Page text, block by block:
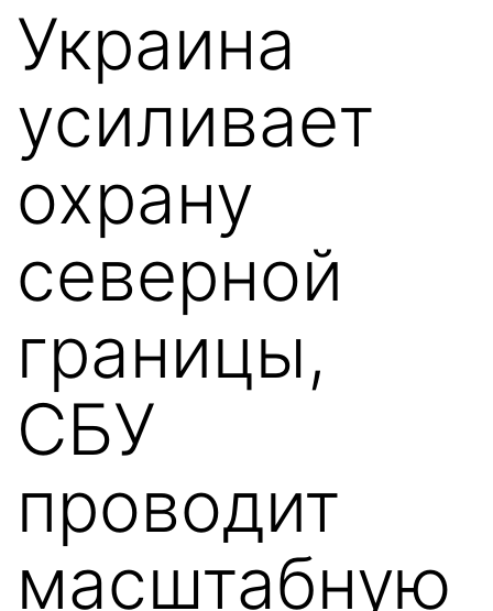
Украина
усиливает
охрану
северной
границы,
СБУ
проводит
масштабную